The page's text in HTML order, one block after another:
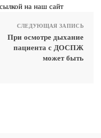
на наш сайт
СЛЕДУЮЩАЯ ЗАПИСЬ
При осмотре дыхание
пациента с ДОСПЖ
может быть